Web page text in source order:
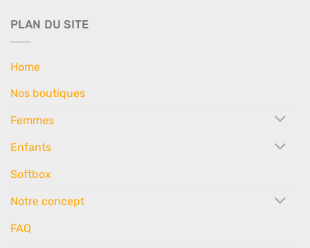
PLAN DU SITE
Home
Nos boutiques
Femmes
Enfants
Softbox
Notre concept
FAQ